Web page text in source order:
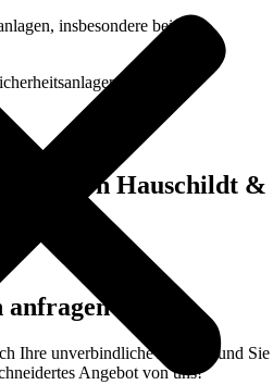
insbesondere bei
vor allem
von Hauschildt &
anfragen
Ihre unverbindliche Anfrage und Sie
Angebot von uns!